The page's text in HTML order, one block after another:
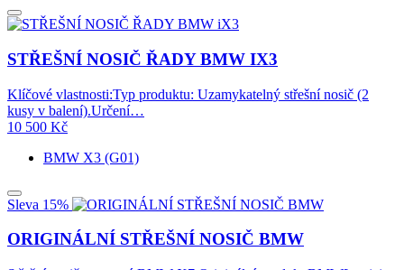
STŘEŠNÍ NOSIČ ŘADY BMW IX3
Klíčové vlastnosti:Typ produktu: Uzamykatelný střešní nosič (2
kusy v balení).Určení…
10 500 Kč
BMW X3 (G01)
Sleva 15%
ORIGINÁLNÍ STŘEŠNÍ NOSIČ BMW